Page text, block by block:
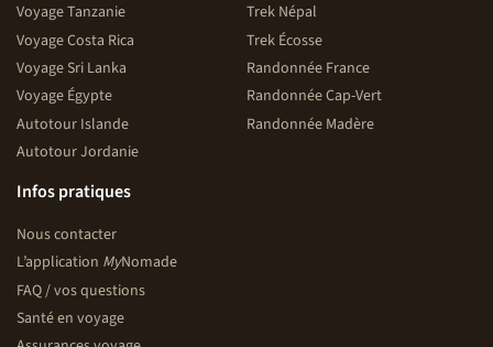
Voyage Tanzanie
Voyage Costa Rica
Voyage Sri Lanka
Voyage Égypte
Autotour Islande
Autotour Jordanie
Trek Népal
Trek Écosse
Randonnée France
Randonnée Cap-Vert
Randonnée Madère
Infos pratiques
Nous contacter
L’application MyNomade
FAQ / vos questions
Santé en voyage